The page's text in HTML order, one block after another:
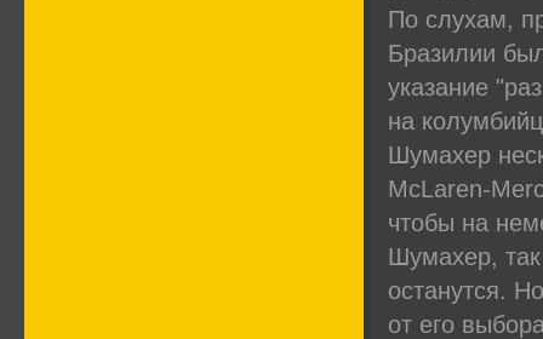
По слухам,
Бразилии
указание
на
Шумахер
McLaren-
чтобы на
Шумахер,
останутся.
от его